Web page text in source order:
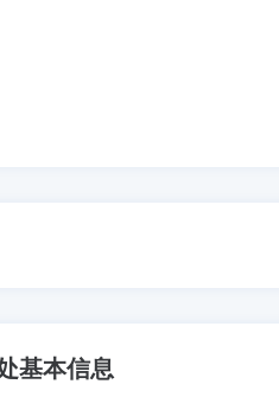
基本信息